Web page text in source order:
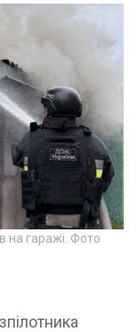
на гаражі. Фото